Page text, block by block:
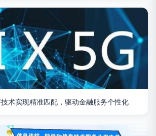
术实现精准匹配，驱动金融服务个性化